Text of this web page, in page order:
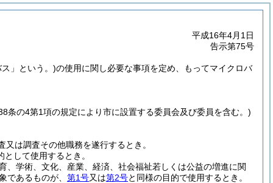
平成16年4月1日
告示第75号
」という。)の使用に関し必要な事項を定め、もってマイクロバ
条の4第1項の規定により市に設置する委員会及び委員を含む。)
は調査その他職務を遂行するとき。
して使用するとき。
学術、文化、産業、経済、社会福祉若しくは公益の増進に関
であるものが、 第1号又は第2号と同様の目的で使用するとき。